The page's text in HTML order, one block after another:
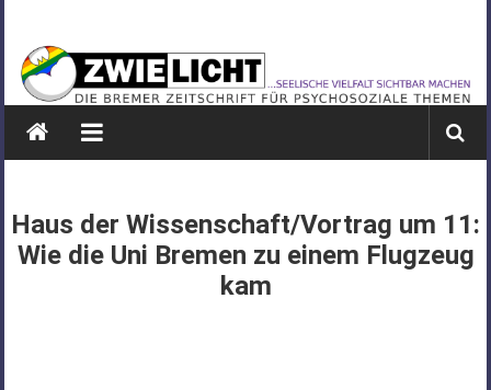
springen
ZWIELICHT
BREMEN
DIE
PSYCHOSOZIALE
THEMEN
Haus der Wissenschaft/Vortrag um 11:
Wie die Uni Bremen zu einem Flugzeug
kam